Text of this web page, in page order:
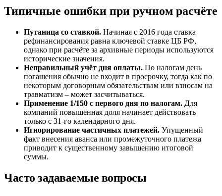
Типичные ошибки при ручном расчёте
Путаница со ставкой. Начиная с 2016 года ставка
рефинансирования равна ключевой ставке ЦБ РФ,
однако при расчёте за архивные периоды используются
исторические значения.
Неправильный учёт дня оплаты. По налогам день
погашения обычно не входит в просрочку, тогда как по
некоторым договорным обязательствам или взносам на
травматизм – может засчитываться.
Применение 1/150 с первого дня по налогам. Для
компаний повышенная доля начинает действовать
только с 31-го календарного дня.
Игнорирование частичных платежей. Упущенный
факт внесения аванса или промежуточного платежа
приводит к существенному завышению итоговой
суммы.
Часто задаваемые вопросы